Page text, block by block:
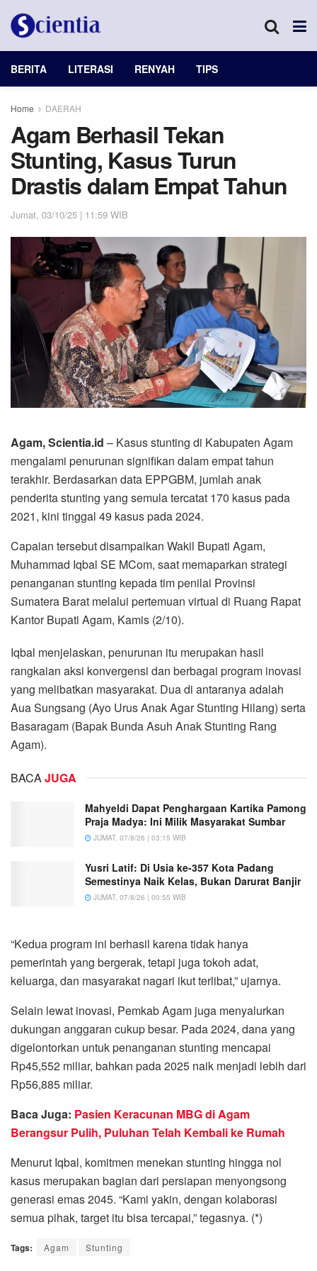
BERITA LITERASI RENYAH TIPS
Home DAERAH
Agam Berhasil Tekan
Stunting, Kasus Turun
Drastis dalam Empat Tahun
Jumat, 03/10/25 | 11:59 WIB
Agam, Scientia.id – Kasus stunting di Kabupaten Agam
mengalami penurunan signifikan dalam empat tahun
terakhir. Berdasarkan data EPPGBM, jumlah anak
penderita stunting yang semula tercatat 170 kasus pada
2021, kini tinggal 49 kasus pada 2024.
Capaian tersebut disampaikan Wakil Bupati Agam,
Muhammad Iqbal SE MCom, saat memaparkan strategi
penanganan stunting kepada tim penilai Provinsi
Sumatera Barat melalui pertemuan virtual di Ruang Rapat
Kantor Bupati Agam, Kamis (2/10).
Iqbal menjelaskan, penurunan itu merupakan hasil
rangkaian aksi konvergensi dan berbagai program inovasi
yang melibatkan masyarakat. Dua di antaranya adalah
Aua Sungsang (Ayo Urus Anak Agar Stunting Hilang) serta
Basaragam (Bapak Bunda Asuh Anak Stunting Rang
Agam).
BACA JUGA
Mahyeldi Dapat Penghargaan Kartika Pamong
Praja Madya: Ini Milik Masyarakat Sumbar
JUMAT, 07/8/26 | 03:15 WIB
Yusri Latif: Di Usia ke-357 Kota Padang
Semestinya Naik Kelas, Bukan Darurat Banjir
JUMAT, 07/8/26 | 00:55 WIB
“Kedua program ini berhasil karena tidak hanya
pemerintah yang bergerak, tetapi juga tokoh adat,
keluarga, dan masyarakat nagari ikut terlibat,” ujarnya.
Selain lewat inovasi, Pemkab Agam juga menyalurkan
dukungan anggaran cukup besar. Pada 2024, dana yang
digelontorkan untuk penanganan stunting mencapai
Rp45,552 miliar, bahkan pada 2025 naik menjadi lebih dari
Rp56,885 miliar.
Baca Juga: Pasien Keracunan MBG di Agam
Berangsur Pulih, Puluhan Telah Kembali ke Rumah
Menurut Iqbal, komitmen menekan stunting hingga nol
kasus merupakan bagian dari persiapan menyongsong
generasi emas 2045. “Kami yakin, dengan kolaborasi
semua pihak, target itu bisa tercapai,” tegasnya. (*)
Tags: Agam Stunting